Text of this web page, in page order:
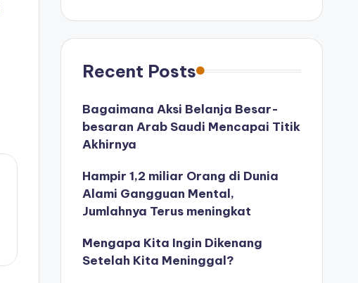
Recent Posts
Bagaimana Aksi Belanja Besar-
besaran Arab Saudi Mencapai Titik
Akhirnya
Hampir 1,2 miliar Orang di Dunia
Alami Gangguan Mental,
Jumlahnya Terus meningkat
Mengapa Kita Ingin Dikenang
Setelah Kita Meninggal?